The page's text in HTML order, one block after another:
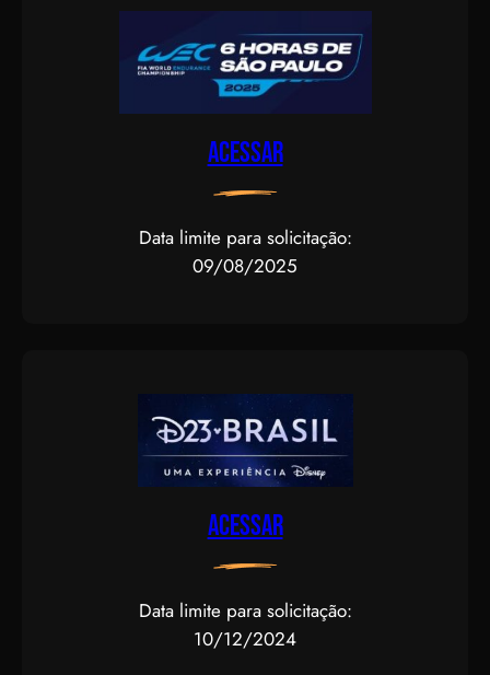
Acessar
Data limite para solicitação:
09/08/2025
Acessar
Data limite para solicitação:
10/12/2024